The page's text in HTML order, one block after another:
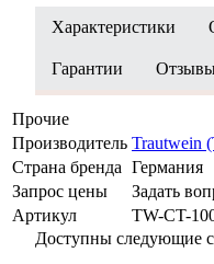
Характеристики
Гарантии
Прочие
Производитель Trautwein
Страна бренда Германия
Запрос цены
Задать
Артикул
TW-CT-
Доступны следующие